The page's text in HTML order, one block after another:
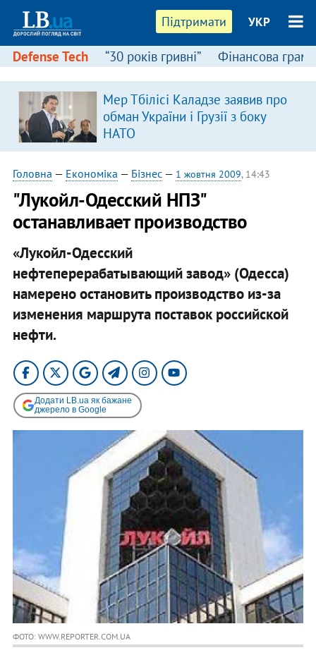
Підтримати УКР
Defense Tech “30 років гривні” Фінансова
Мер Тбілісі Каладзе заявив про
обман України і Грузії з боку
НАТО
Головна — Економіка — Бізнес— 1 жовтня 2009, 14:43
"Лукойл-Одесский НПЗ"
останавливает производство
«Лукойл-Одесский
нефтеперерабатывающий завод» (Одесса)
намерено остановить производство из-за
изменения маршрута поставок российской
нефти.
Додати LB.ua як бажане
джерело в Google
ФОТО: WWW.REPORTER.COM.UA